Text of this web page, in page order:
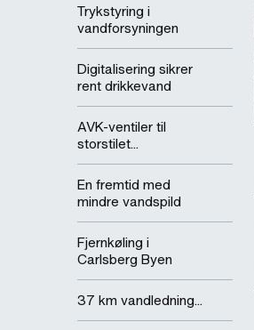
Trykstyring i
vandforsyningen
Digitalisering sikrer
rent drikkevand
AVK-ventiler til
storstilet...
En fremtid med
mindre vandspild
Fjernkøling i
Carlsberg Byen
37 km vandledning...